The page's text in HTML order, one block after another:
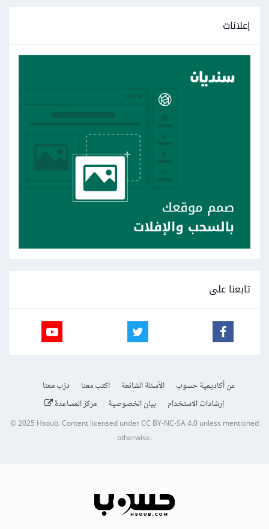
إعلانات
تابعنا على
عن أكاديمية حسوب الأسئلة الشائعة اكتب معنا
درّب معنا
إرشادات الاستخدام
بيان الخصوصية مركز المساعدة
© 2025Hsoub.Content licensed underCC BY-NC-SA 4.0unless mentioned
otherwise.